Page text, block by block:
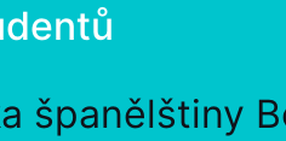
španělštiny